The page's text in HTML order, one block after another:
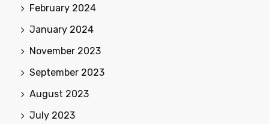
February 2024
January 2024
November 2023
September 2023
August 2023
July 2023